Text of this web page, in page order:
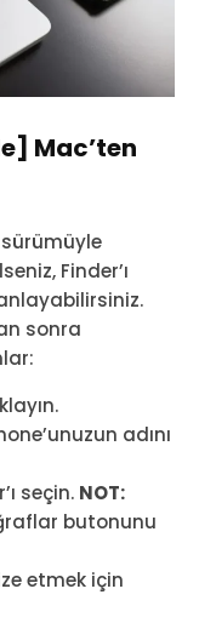
Mac’ten
Finder’ı
sonra
adını
seçin. NOT:
butonunu
etmek için